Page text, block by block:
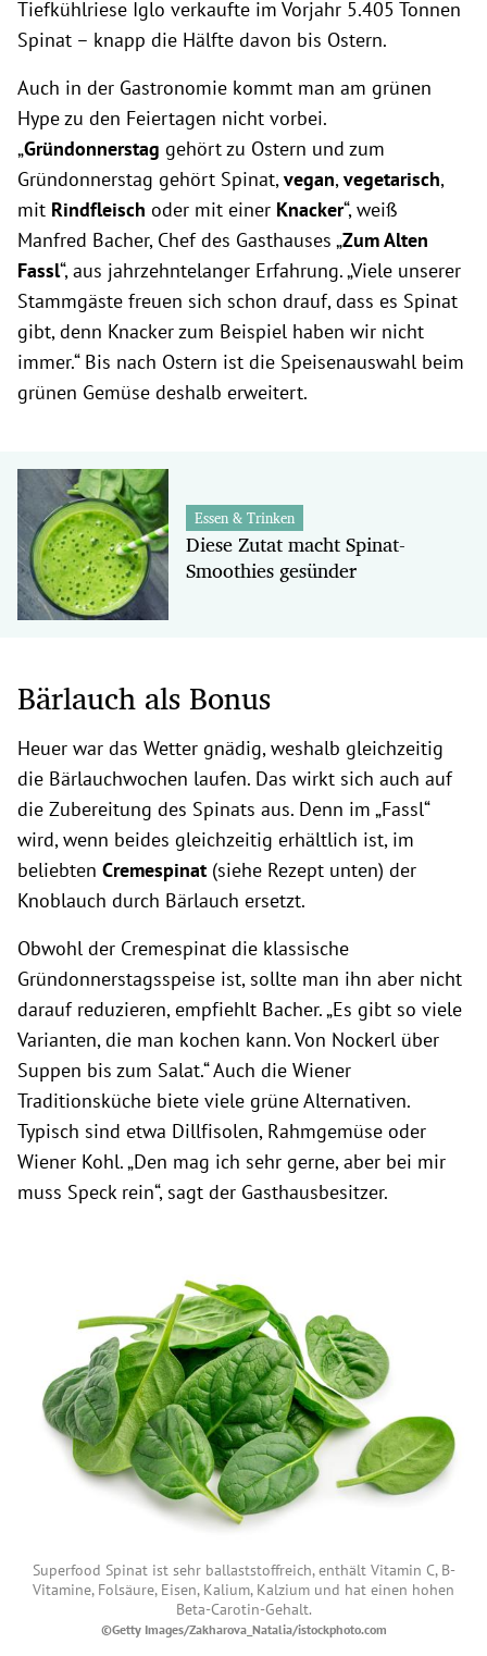
Tiefkühlriese Iglo verkaufte im Vorjahr 5.405 Tonnen
Spinat – knapp die Hälfte davon bis Ostern.
Auch in der Gastronomie kommt man am grünen
Hype zu den Feiertagen nicht vorbei.
„Gründonnerstag gehört zu Ostern und zum
Gründonnerstag gehört Spinat,vegan,vegetarisch,
mit Rindfleisch oder mit einer Knacker“, weiß
Manfred Bacher, Chef des Gasthauses „Zum Alten
Fassl“, aus jahrzehntelanger Erfahrung. „Viele unserer
Stammgäste freuen sich schon drauf, dass es Spinat
gibt, denn Knacker zum Beispiel haben wir nicht
immer.“ Bis nach Ostern ist die Speisenauswahl beim
grünen Gemüse deshalb erweitert.
Essen & Trinken
Diese Zutat macht Spinat-
Smoothies gesünder
Bärlauch als Bonus
Heuer war das Wetter gnädig, weshalb gleichzeitig
die Bärlauchwochen laufen. Das wirkt sich auch auf
die Zubereitung des Spinats aus. Denn im „Fassl“
wird, wenn beides gleichzeitig erhältlich ist, im
beliebten Cremespinat (siehe Rezept unten) der
Knoblauch durch Bärlauch ersetzt.
Obwohl der Cremespinat die klassische
Gründonnerstagsspeise ist, sollte man ihn aber nicht
darauf reduzieren, empfiehlt Bacher. „Es gibt so viele
Varianten, die man kochen kann. Von Nockerl über
Suppen bis zum Salat.“ Auch die Wiener
Traditionsküche biete viele grüne Alternativen.
Typisch sind etwa Dillfisolen, Rahmgemüse oder
Wiener Kohl. „Den mag ich sehr gerne, aber bei mir
muss Speck rein“, sagt der Gasthausbesitzer.
Superfood Spinat ist sehr ballaststoffreich, enthält Vitamin C, B-
Vitamine, Folsäure, Eisen, Kalium, Kalzium und hat einen hohen
Beta-Carotin-Gehalt.
©Getty Images/Zakharova_Natalia/istockphoto.com